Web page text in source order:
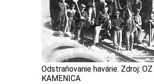
Odstraňovanie havárie. Zdroj: OZ
KAMENICA